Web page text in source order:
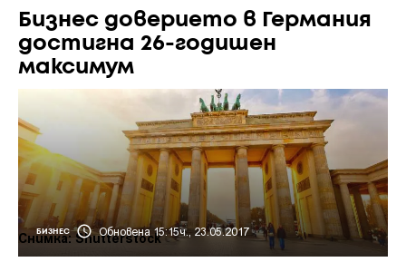
Бизнес доверието в Германия
достигна 26-годишен
максимум
БИЗНЕС Обновена 15:15ч., 23.05.2017
Снимка: Shutterstock